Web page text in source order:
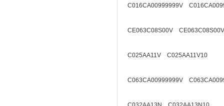
C016CA00999999V
CE063C08S00V
C025AA11V C025AA11V10
C063CA00999999V